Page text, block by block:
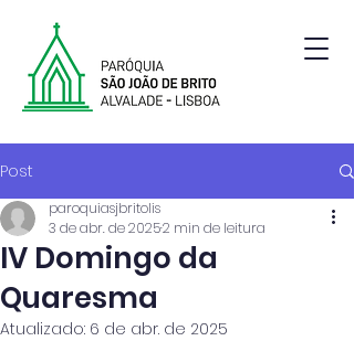
Post
IV Domingo da
Quaresma
paroquiasjbritolis
3 de abr. de 20252 min de leitura
Atualizado: 6 de abr. de 2025